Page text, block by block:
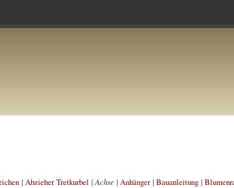
| Abzieher Tretkurbel |Achse| Anhänger| Bauanleitung|